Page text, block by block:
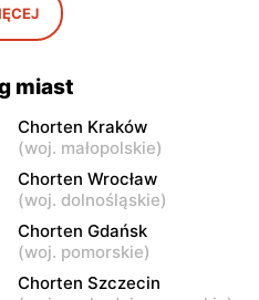
Warszawa al. Stanów
Zjednoczonych 32/U1
Chorten
20
Warszawa, ul. Barkocińska
6
Chorten
Warszawa, ul. Trocka 10D
miast
Chorten Kraków
(woj. małopolskie)
Chorten Wrocław
(woj. dolnośląskie)
Chorten Gdańsk
(woj. pomorskie)
Chorten Szczecin